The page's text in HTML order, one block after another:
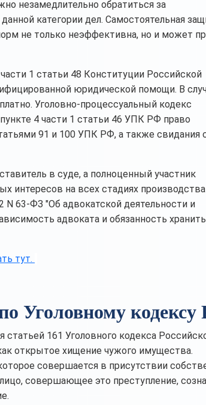
незамедлительно обратиться за
категории дел. Самостоятельная
не только неэффективна, но и может
1 статьи 48 Конституции Российской
юридической помощи. В
Уголовно-процессуальный кодекс
4 части 1 статьи 46 УПК РФ право
91 и 100 УПК РФ, а также свидания
в суде, а полноценный участник
интересов на всех стадиях производства
N 63-ФЗ "Об адвокатской деятельности и
адвоката и обязанность хранить
тут.
Уголовному
статьей 161 Уголовного кодекса
открытое хищение чужого имущества.
совершается в присутствии
совершающее это преступление,